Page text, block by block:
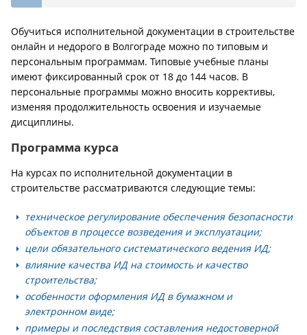
Обучиться исполнительной документации в строительстве
онлайн и недорого в Волгограде можно по типовым и
персональным программам. Типовые учебные планы
имеют фиксированный срок от 18 до 144 часов. В
персональные программы можно вносить коррективы,
изменяя продолжительность освоения и изучаемые
дисциплины.
Программа курса
На курсах по исполнительной документации в
строительстве рассматриваются следующие темы:
техническое регулирование обеспечения безопасности
объектов в процессе возведения и эксплуатации;
цели обязательного систематического ведения ИД;
влияние качества ИД на стоимость и качество
строительства;
особенности оформления ИД в бумажном и
электронном виде;
примеры и последствия составления недостоверной